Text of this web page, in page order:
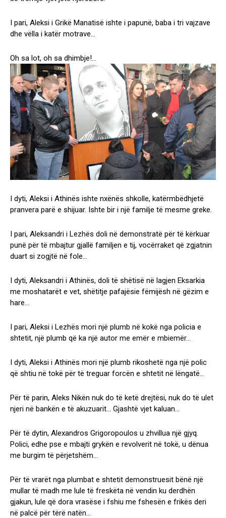
I pari, Aleksi i Grikë Manatisë ishte i papunë, baba i tri vajzave
dhe vëlla i katër motrave…
Oh sa lot, oh sa dhimbje!…
I dyti, Aleksi i Athinës ishte nxënës shkolle, katërmbëdhjetë
pranvera parë e shijuar. Ishte bir i një familje të mesme greke.
I pari, Aleksandri i Lezhës doli në demonstratë për të kërkuar
punë për të mbajtur gjallë familjen e tij, vocërraket që zgjatnin
duart si zogjtë në fole…
I dyti, Aleksandri i Athinës, doli të shëtisë në lagjen Eksarkia
me moshatarët e vet, shëtitje pafajësie fëmijësh në gëzim e
hare…
I pari, Aleksi i Lezhës mori një plumb në kokë nga policia e
shtetit, një plumb që ka një autor me emër e mbiemër…
I dyti, Aleksi i Athinës mori një plumb rikoshetë nga një polic
që shtiu në tokë për të treguar forcën e shtetit në lëngatë…
Për të parin, Aleks Nikën nuk do të ketë drejtësi, nuk do të ulet
njeri në bankën e të akuzuarit… Gjashtë vjet kaluan…
Për të dytin, Alexandros Grigoropoulos u zhvillua një gjyq.
Polici, edhe pse e mbajti grykën e revolverit në tokë, u dënua
me burgim të përjetshëm…
Për të vrarët nga plumbat e shtetit demonstruesit bënë një
mullar të madh me lule të freskëta në vendin ku derdhën
gjakun, lule që dora vrasëse i fshiu me fshesën e frikës deri
në palcë për tërë natën…